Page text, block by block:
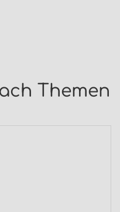
Themen